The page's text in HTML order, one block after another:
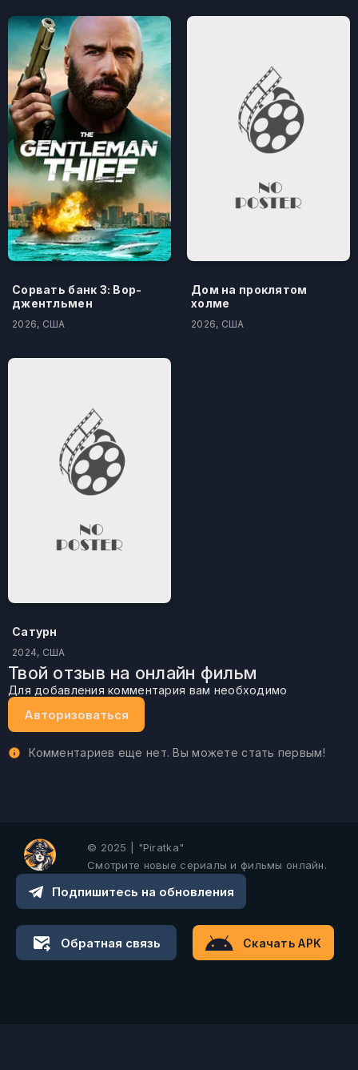
Сорвать банк 3: Вор-
джентльмен
2026, США
Дом на проклятом
холме
2026, США
Сатурн
2024, США
Твой отзыв на онлайн фильм
Для добавления комментария вам необходимо
Авторизоваться
Комментариев еще нет. Вы можете стать первым!
© 2025 | "Piratka"
Смотрите новые сериалы и фильмы онлайн.
Подпишитесь на обновления
Обратная связь Скачать APK